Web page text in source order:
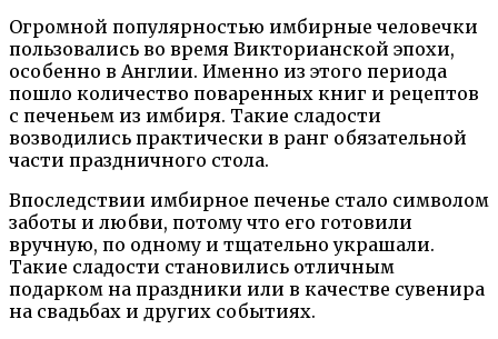
Огромной популярностью имбирные человечки
пользовались во время Викторианской эпохи,
особенно в Англии. Именно из этого периода
пошло количество поваренных книг и рецептов
с печеньем из имбиря. Такие сладости
возводились практически в ранг обязательной
части праздничного стола.
Впоследствии имбирное печенье стало символом
заботы и любви, потому что его готовили
вручную, по одному и тщательно украшали.
Такие сладости становились отличным
подарком на праздники или в качестве сувенира
на свадьбах и других событиях.